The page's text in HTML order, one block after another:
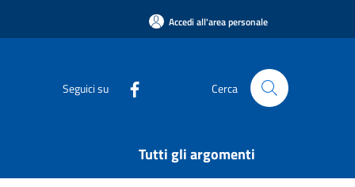
Accedi all'area personale
Seguici su Cerca
Tutti gli argomenti